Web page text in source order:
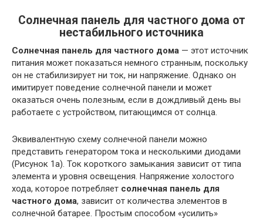
Солнечная панель для частного дома от
нестабильного источника
Солнечная панель для частного дома — этот источник
питания может показаться немного странным, поскольку
он не стабилизирует ни ток, ни напряжение. Однако он
имитирует поведение солнечной панели и может
оказаться очень полезным, если в дождливый день вы
работаете с устройством, питающимся от солнца.
Эквивалентную схему солнечной панели можно
представить генератором тока и несколькими диодами
(Рисунок 1а). Ток короткого замыкания зависит от типа
элемента и уровня освещения. Напряжение холостого
хода, которое потребляет солнечная панель для
частного дома, зависит от количества элементов в
солнечной батарее. Простым способом «усилить»